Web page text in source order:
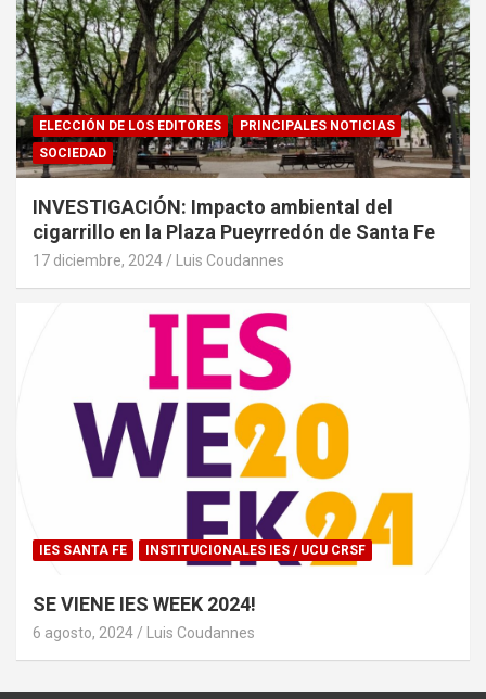
ELECCIÓN DE LOS EDITORES
PRINCIPALES NOTICIAS
SOCIEDAD
INVESTIGACIÓN: Impacto ambiental del
cigarrillo en la Plaza Pueyrredón de Santa Fe
17 diciembre, 2024 Luis Coudannes
IES SANTA FE INSTITUCIONALES IES / UCU CRSF
SE VIENE IES WEEK 2024!
6 agosto, 2024 Luis Coudannes